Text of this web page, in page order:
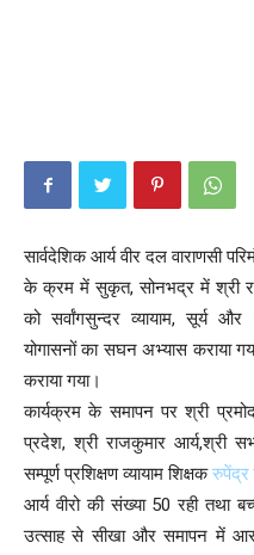
सार्वदेशिक आर्य वीर दल वाराणसी
के क्रम में सुकृत, सोनभद्र में श्री
को सर्वांगसुन्दर व्यायाम, सूर्य
योगासनों का सघन अभ्यास कराया
कराया गया।
कार्यक्रम के समापन पर श्री
प्रदेश, श्री राजकुमार आर्य,श्री
सम्पूर्ण प्रशिक्षण व्यायाम शिक्षकरुपेंद्र
आर्य वीरो की संख्या 50 रही तथा
उत्साह से सीखा और समापन में